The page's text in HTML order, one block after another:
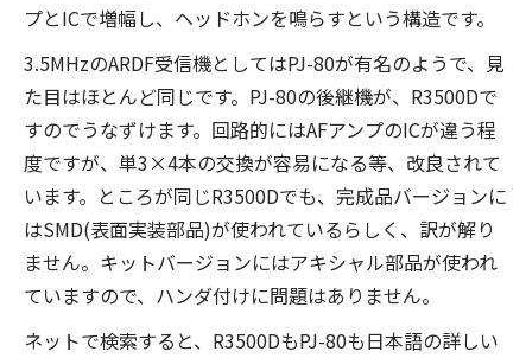
プとICで増幅し、ヘッドホンを鳴らすという構造です。
3.5MHzのARDF受信機としてはPJ-80が有名のようで、見
た目はほとんど同じです。PJ-80の後継機が、R3500Dで
すのでうなずけます。回路的にはAFアンプのICが違う程
度ですが、単3×4本の交換が容易になる等、改良されて
います。ところが同じR3500Dでも、完成品バージョンに
はSMD(表面実装部品)が使われているらしく、訳が解り
ません。キットバージョンにはアキシャル部品が使われ
ていますので、ハンダ付けに問題はありません。
ネットで検索すると、R3500DもPJ-80も日本語の詳しい